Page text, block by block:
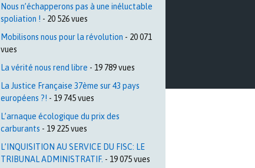
Nous n’échapperons pas à une inéluctable
spoliation ! - 20 526 vues
Mobilisons nous pour la révolution - 20 071
vues
La vérité nous rend libre - 19 789 vues
La Justice Française 37ème sur 43 pays
européens ?! - 19 745 vues
L’arnaque écologique du prix des
carburants - 19 225 vues
L’INQUISITION AU SERVICE DU FISC: LE
TRIBUNAL ADMINISTRATIF. - 19 075 vues